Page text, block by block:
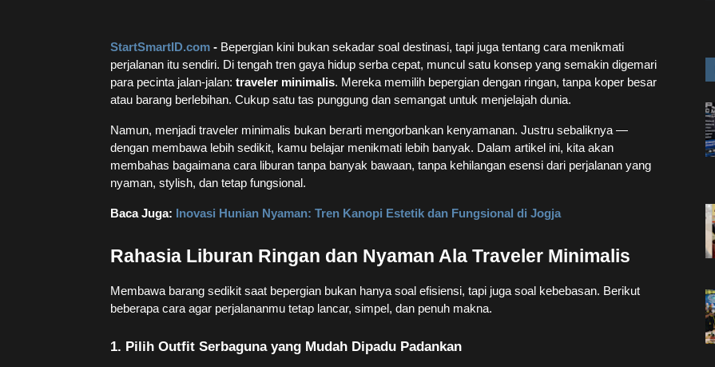
StartSmartID.com - Bepergian kini bukan sekadar soal destinasi, tapi juga tentang cara menikmati
perjalanan itu sendiri. Di tengah tren gaya hidup serba cepat, muncul satu konsep yang semakin digemari
para pecinta jalan-jalan: traveler minimalis. Mereka memilih bepergian dengan ringan, tanpa koper besar
atau barang berlebihan. Cukup satu tas punggung dan semangat untuk menjelajah dunia.
Namun, menjadi traveler minimalis bukan berarti mengorbankan kenyamanan. Justru sebaliknya —
dengan membawa lebih sedikit, kamu belajar menikmati lebih banyak. Dalam artikel ini, kita akan
membahas bagaimana cara liburan tanpa banyak bawaan, tanpa kehilangan esensi dari perjalanan yang
nyaman, stylish, dan tetap fungsional.
Baca Juga: Inovasi Hunian Nyaman: Tren Kanopi Estetik dan Fungsional di Jogja
Rahasia Liburan Ringan dan Nyaman Ala Traveler Minimalis
Membawa barang sedikit saat bepergian bukan hanya soal efisiensi, tapi juga soal kebebasan. Berikut
beberapa cara agar perjalananmu tetap lancar, simpel, dan penuh makna.
1. Pilih Outfit Serbaguna yang Mudah Dipadu Padankan